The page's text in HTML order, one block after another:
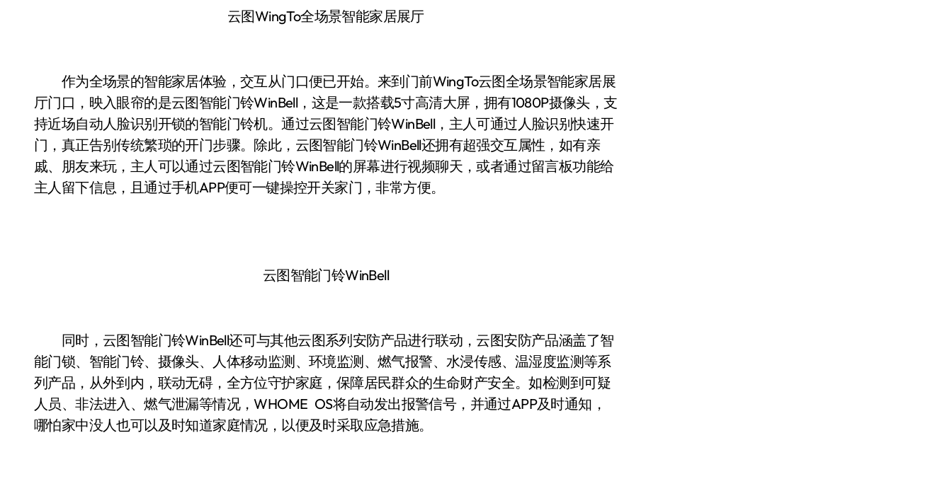
云图WingTo全场景智能家居展厅
作为全场景的智能家居体验，交互从门口便已开始。来到门前WingTo云图全场景智能家居展
厅门口，映入眼帘的是云图智能门铃WinBell，这是一款搭载5寸高清大屏，拥有1080P摄像头，支
持近场自动人脸识别开锁的智能门铃机。通过云图智能门铃WinBell，主人可通过人脸识别快速开
门，真正告别传统繁琐的开门步骤。除此，云图智能门铃WinBell还拥有超强交互属性，如有亲
戚、朋友来玩，主人可以通过云图智能门铃WinBell的屏幕进行视频聊天，或者通过留言板功能给
主人留下信息，且通过手机APP便可一键操控开关家门，非常方便。
云图智能门铃WinBell
同时，云图智能门铃WinBell还可与其他云图系列安防产品进行联动，云图安防产品涵盖了智
能门锁、智能门铃、摄像头、人体移动监测、环境监测、燃气报警、水浸传感、温湿度监测等系
列产品，从外到内，联动无碍，全方位守护家庭，保障居民群众的生命财产安全。如检测到可疑
人员、非法进入、燃气泄漏等情况，WHOME OS将自动发出报警信号，并通过APP及时通知，
哪怕家中没人也可以及时知道家庭情况，以便及时采取应急措施。